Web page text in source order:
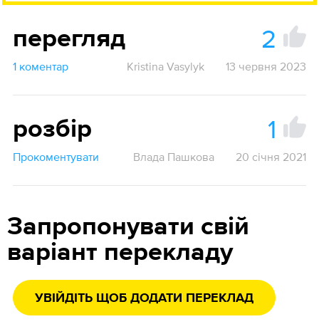
перегляд 2
1 коментар Kristina Vasylyk 13 червня 2023
розбір 1
Прокоментувати Влада Пашкова 20 січня 2021
Запропонувати свій
варіант перекладу
УВІЙДІТЬ ЩОБ ДОДАТИ ПЕРЕКЛАД